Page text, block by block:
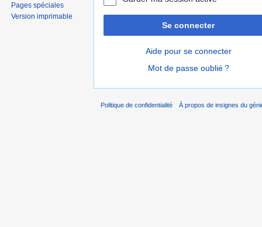
Se connecter
Aide pour se connecter
Mot de passe oublié ?
Pages spéciales
Version imprimable
Politique de confidentialité À propos de insignes du